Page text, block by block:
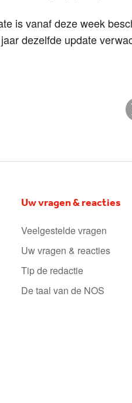
is vanaf deze week
dezelfde update
Uw vragen & reacties
Veelgestelde vragen
Uw vragen & reacties
Tip de redactie
De taal van de NOS